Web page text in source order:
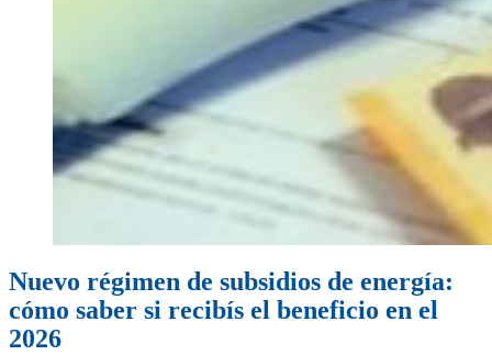
Nuevo régimen de subsidios de energía:
cómo saber si recibís el beneficio en el
2026